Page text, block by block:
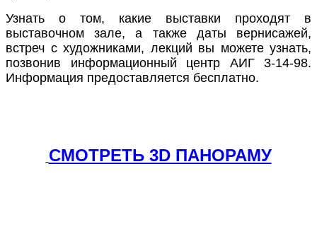
Узнать о том, какие выставки проходят в
выставочном зале, а также даты вернисажей,
встреч с художниками, лекций вы можете узнать,
позвонив информационный центр АИГ 3-14-98.
Информация предоставляется бесплатно.
СМОТРЕТЬ 3D ПАНОРАМУ